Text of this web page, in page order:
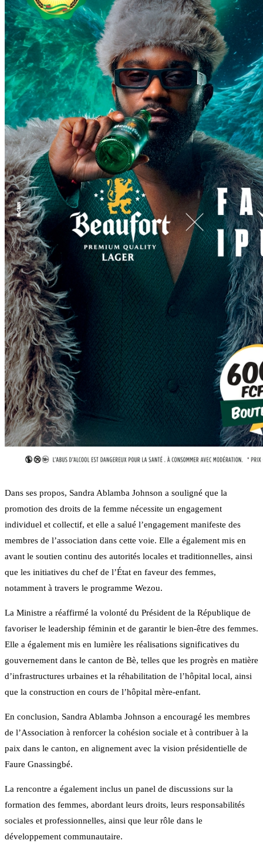
Dans ses propos, Sandra Ablamba Johnson a souligné que la
promotion des droits de la femme nécessite un engagement
individuel et collectif, et elle a salué l’engagement manifeste des
membres de l’association dans cette voie. Elle a également mis en
avant le soutien continu des autorités locales et traditionnelles, ainsi
que les initiatives du chef de l’État en faveur des femmes,
notamment à travers le programme Wezou.
La Ministre a réaffirmé la volonté du Président de la République de
favoriser le leadership féminin et de garantir le bien-être des femmes.
Elle a également mis en lumière les réalisations significatives du
gouvernement dans le canton de Bè, telles que les progrès en matière
d’infrastructures urbaines et la réhabilitation de l’hôpital local, ainsi
que la construction en cours de l’hôpital mère-enfant.
En conclusion, Sandra Ablamba Johnson a encouragé les membres
de l’Association à renforcer la cohésion sociale et à contribuer à la
paix dans le canton, en alignement avec la vision présidentielle de
Faure Gnassingbé.
La rencontre a également inclus un panel de discussions sur la
formation des femmes, abordant leurs droits, leurs responsabilités
sociales et professionnelles, ainsi que leur rôle dans le
développement communautaire.